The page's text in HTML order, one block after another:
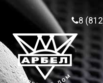
Перейти к навигации
Перейти к 8